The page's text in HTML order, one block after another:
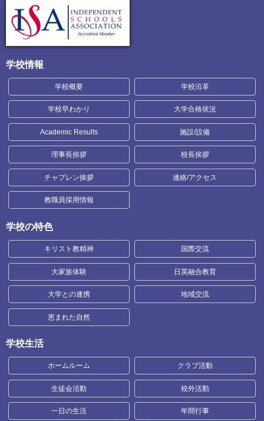
学校情報
学校概要 学校沿革
学校早わかり 大学合格状況
Academic Results 施設/設備
理事長挨拶 校長挨拶
チャプレン挨拶 連絡/アクセス
教職員採用情報
学校の特色
キリスト教精神 国際交流
大家族体験 日英融合教育
大学との連携 地域交流
恵まれた自然
学校生活
ホームルーム クラブ活動
生徒会活動 校外活動
一日の生活 年間行事